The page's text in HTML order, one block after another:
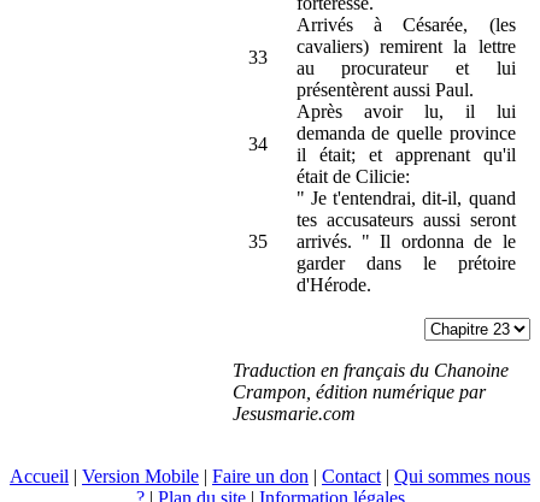
33
Arrivés à Césarée, (les
cavaliers) remirent la lettre
au procurateur et lui
présentèrent aussi Paul.
34
Après avoir lu, il lui
demanda de quelle province
il était; et apprenant qu'il
était de Cilicie:
35
" Je t'entendrai, dit-il, quand
tes accusateurs aussi seront
arrivés. " Il ordonna de le
garder dans le prétoire
d'Hérode.
Traduction en français du Chanoine
Crampon, édition numérique par
Jesusmarie.com
Accueil | Version Mobile | Faire un don | Contact | Qui sommes nous
?| Plan du site| Information légales